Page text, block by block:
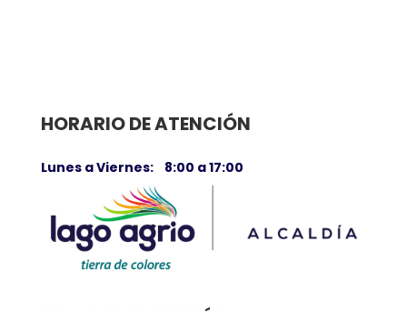
HORARIO DE ATENCIÓN
Lunes a Viernes: 8:00 a 17:00